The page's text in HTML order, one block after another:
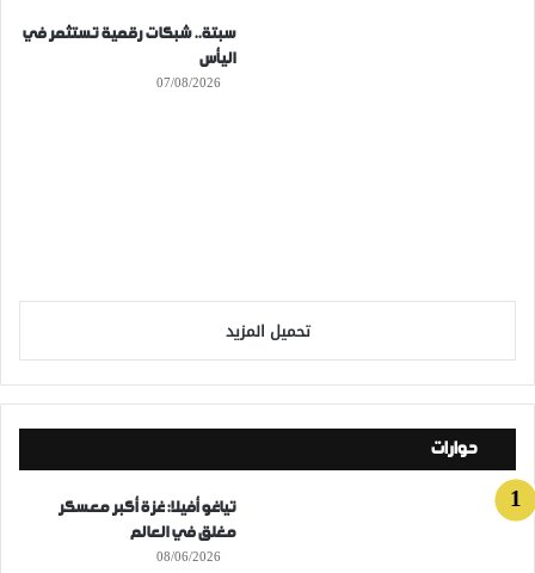
سبتة.. شبكات رقمية تستثمر في
اليأس
07/08/2026
تحميل المزيد
حوارات
تياغو أفيلا: غزة أكبر معسكر
مغلق في العالم
08/06/2026